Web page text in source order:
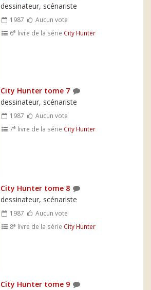
dessinateur, scénariste
1987
Aucun vote
6e livre de la série City Hunter
City Hunter tome 7
dessinateur, scénariste
1987
Aucun vote
7e livre de la série City Hunter
City Hunter tome 8
dessinateur, scénariste
1987
Aucun vote
8e livre de la série City Hunter
City Hunter tome 9